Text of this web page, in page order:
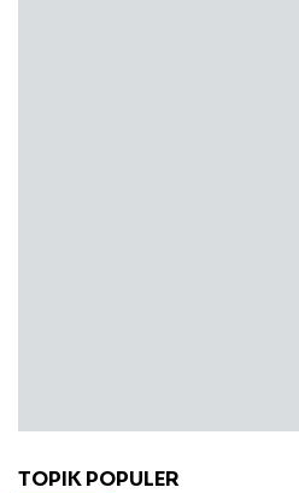
TOPIK POPULER